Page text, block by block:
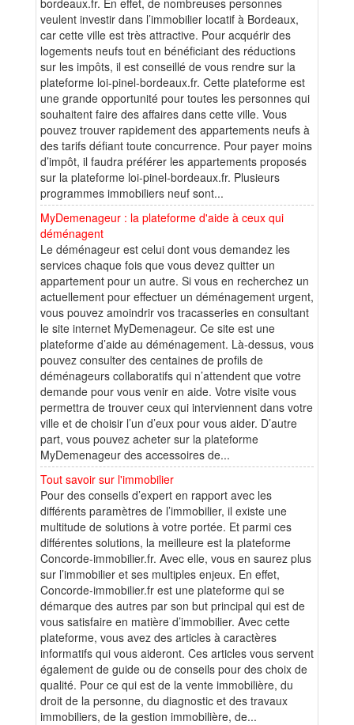
veulent investir dans l’immobilier locatif à Bordeaux,
car cette ville est très attractive. Pour acquérir des
logements neufs tout en bénéficiant des réductions
sur les impôts, il est conseillé de vous rendre sur la
plateforme loi-pinel-bordeaux.fr. Cette plateforme est
une grande opportunité pour toutes les personnes qui
souhaitent faire des affaires dans cette ville. Vous
pouvez trouver rapidement des appartements neufs à
des tarifs défiant toute concurrence. Pour payer moins
d’impôt, il faudra préférer les appartements proposés
sur la plateforme loi-pinel-bordeaux.fr. Plusieurs
programmes immobiliers neuf sont...
MyDemenageur : la plateforme d'aide à ceux qui
déménagent
Le déménageur est celui dont vous demandez les
services chaque fois que vous devez quitter un
appartement pour un autre. Si vous en recherchez un
actuellement pour effectuer un déménagement urgent,
vous pouvez amoindrir vos tracasseries en consultant
le site internet MyDemenageur. Ce site est une
plateforme d’aide au déménagement. Là-dessus, vous
pouvez consulter des centaines de profils de
déménageurs collaboratifs qui n’attendent que votre
demande pour vous venir en aide. Votre visite vous
permettra de trouver ceux qui interviennent dans votre
ville et de choisir l’un d’eux pour vous aider. D’autre
part, vous pouvez acheter sur la plateforme
MyDemenageur des accessoires de...
Tout savoir sur l'immobilier
Pour des conseils d’expert en rapport avec les
différents paramètres de l’immobilier, il existe une
multitude de solutions à votre portée. Et parmi ces
différentes solutions, la meilleure est la plateforme
Concorde-immobilier.fr. Avec elle, vous en saurez plus
sur l’immobilier et ses multiples enjeux. En effet,
Concorde-immobilier.fr est une plateforme qui se
démarque des autres par son but principal qui est de
vous satisfaire en matière d’immobilier. Avec cette
plateforme, vous avez des articles à caractères
informatifs qui vous aideront. Ces articles vous servent
également de guide ou de conseils pour des choix de
qualité. Pour ce qui est de la vente immobilière, du
droit de la personne, du diagnostic et des travaux
immobiliers, de la gestion immobilière, de...